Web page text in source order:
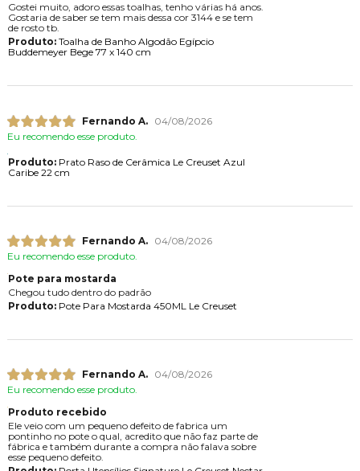
Gostei muito, adoro essas toalhas, tenho várias há anos.
Gostaria de saber se tem mais dessa cor 3144 e se tem
de rosto tb.
Produto:Toalha de Banho Algodão Egípcio
Buddemeyer Bege 77 x 140 cm
Fernando A.
04/08/2026
Eu recomendo esse produto.
Produto:Prato Raso de Cerâmica Le Creuset Azul
Caribe 22 cm
Fernando A.
04/08/2026
Eu recomendo esse produto.
Pote para mostarda
Chegou tudo dentro do padrão
Produto:Pote Para Mostarda 450ML Le Creuset
Fernando A.
04/08/2026
Eu recomendo esse produto.
Produto recebido
Ele veio com um pequeno defeito de fabrica um
pontinho no pote o qual, acredito que não faz parte de
fábrica e também durante a compra não falava sobre
esse pequeno defeito.